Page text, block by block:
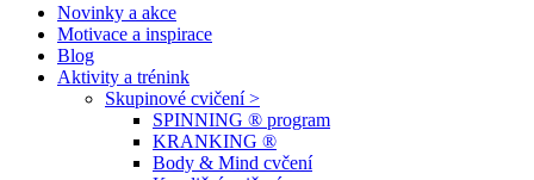
Novinky a akce
Motivace a inspirace
Blog
Aktivity a trénink
Skupinové cvičení >
SPINNING ® program
KRANKING ®
Body & Mind cvčení